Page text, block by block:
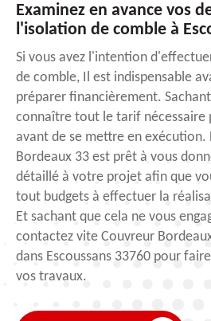
Examinez en avance vos
l'isolation de comble à
Si vous avez l'intention
de comble, Il est indispensable
préparer financièrement.
connaître tout le tarif
avant de se mettre en exécution.
Bordeaux 33 est prêt à vous
détaillé à votre projet afin que
tout budgets à effectuer la
Et sachant que cela ne vous
contactez vite Couvreur
dans Escoussans 33760 pour
vos travaux.